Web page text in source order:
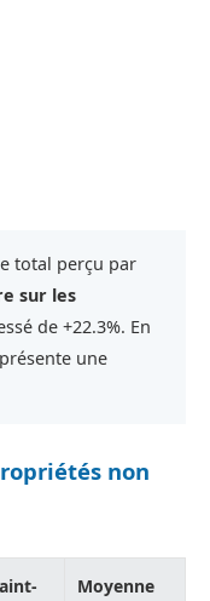
total perçu par
sur les
de +22.3%. En
une
non
Moyenne